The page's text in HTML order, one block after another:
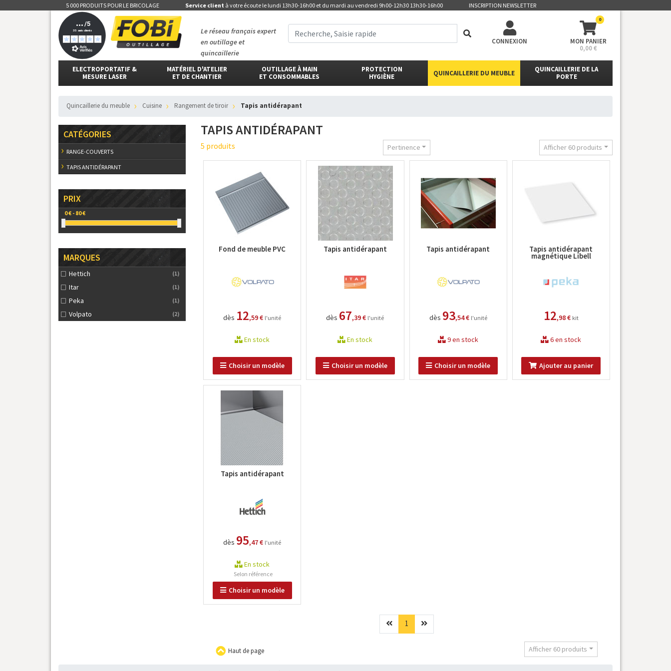
5 000 PRODUITS POUR LE BRICOLAGE Service client à votre écoute le lundi 13h30-16h00 et du mardi au vendredi 9h00-12h30 13h30-16h00 INSCRIPTION NEWSLETTER
Le réseau français expert
en outillage et
quincaillerie
CONNEXION
0
MON PANIER
0,00 €
ELECTROPORTATIF &
MESURE LASER
MATÉRIEL D'ATELIER
ET DE CHANTIER
OUTILLAGE À MAIN
ET CONSOMMABLES
PROTECTION
HYGIÈNE
QUINCAILLERIE DU MEUBLE
QUINCAILLERIE DE LA
PORTE
Quincaillerie du meuble Cuisine Rangement de tiroir Tapis antidérapant
CATÉGORIES
RANGE-COUVERTS
TAPIS ANTIDÉRAPANT
PRIX
MARQUES
Hettich (1)
Itar (1)
Peka (1)
Volpato (2)
TAPIS ANTIDÉRAPANT
5 produits Pertinence Afficher 60 produits
Fond de meuble PVC
dès 12,59 € l'unité
En stock
Choisir un modèle
Tapis antidérapant
dès 67,39 € l'unité
En stock
Choisir un modèle
Tapis antidérapant
dès 93,54 € l'unité
9 en stock
Choisir un modèle
Tapis antidérapant
magnétique Libell
12,98 € kit
6 en stock
Ajouter au panier
Tapis antidérapant
dès 95,47 € l'unité
En stock
Selon référence
Choisir un modèle
Précédent
1 (current)Suivant
Haut de page Afficher 60 produits